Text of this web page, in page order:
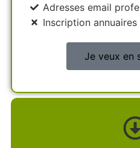
Adresses email
Inscription annuaires
Je veux en